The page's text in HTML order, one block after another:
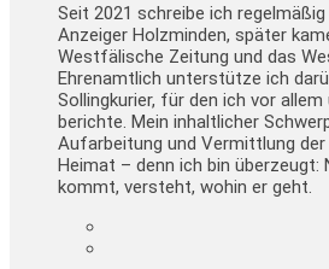
Seit 2021 schreibe ich
Anzeiger Holzminden, später
Westfälische Zeitung und das
Ehrenamtlich unterstütze ich
Sollingkurier, für den ich vor allem
berichte. Mein inhaltlicher
Aufarbeitung und Vermittlung
Heimat – denn ich bin überzeugt:
kommt, versteht, wohin er geht.